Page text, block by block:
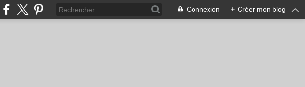
Connexion + Créer mon blog